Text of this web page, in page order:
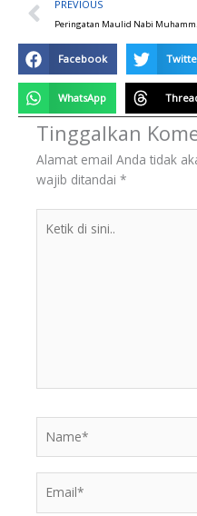
PREVIOUS
Facebook
WhatsApp
Tinggalkan
Alamat email Anda tidak
wajib ditandai *